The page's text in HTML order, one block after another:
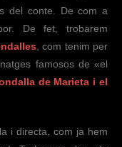
del conte. De com a
De fet, trobarem
, com tenim per
famosos de «el
de Marieta i el
i directa, com ja hem